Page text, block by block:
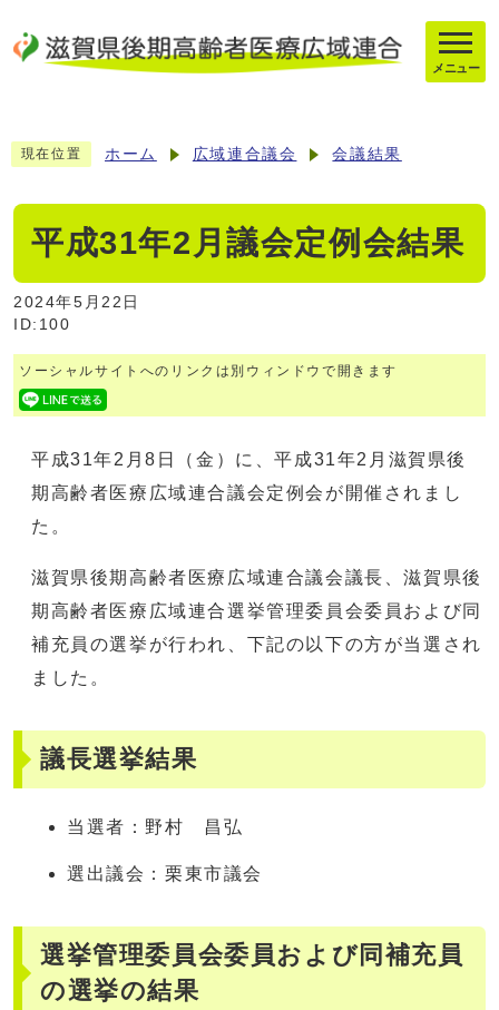
メニュー
現在位置 ホーム 広域連合議会 会議結果
平成31年2月議会定例会結果
2024年5月22日
ID:100
ソーシャルサイトへのリンクは別ウィンドウで開きます
平成31年2月8日（金）に、平成31年2月滋賀県後
期高齢者医療広域連合議会定例会が開催されまし
た。
滋賀県後期高齢者医療広域連合議会議長、滋賀県後
期高齢者医療広域連合選挙管理委員会委員および同
補充員の選挙が行われ、下記の以下の方が当選され
ました。
議長選挙結果
当選者：野村 昌弘
選出議会：栗東市議会
選挙管理委員会委員および同補充員
の選挙の結果